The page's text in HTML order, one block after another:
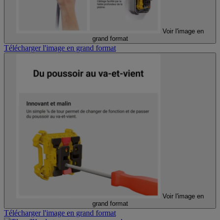
Voir l'image en
grand format
Télécharger l'image en grand format
Voir l'image en
grand format
Télécharger l'image en grand format